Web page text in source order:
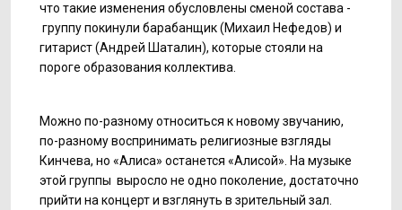
что такие изменения обусловлены сменой состава -
группу покинули барабанщик (Михаил Нефедов) и
гитарист (Андрей Шаталин), которые стояли на
пороге образования коллектива.
Можно по-разному относиться к новому звучанию,
по-разному воспринимать религиозные взгляды
Кинчева, но «Алиса» останется «Алисой». На музыке
этой группы выросло не одно поколение, достаточно
прийти на концерт и взглянуть в зрительный зал.